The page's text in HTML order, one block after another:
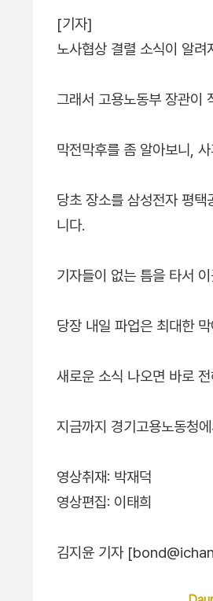
[기자]
노사협상 결렬 소식이 알
그래서 고용노동부 장관이
막전막후를 좀 알아보니,
당초 장소를 삼성전자 평
니다.
기자들이 없는 틈을 타서
당장 내일 파업은 최대한
새로운 소식 나오면 바로
지금까지 경기고용노동청
영상취재: 박재덕
영상편집: 이태희
김지윤 기자